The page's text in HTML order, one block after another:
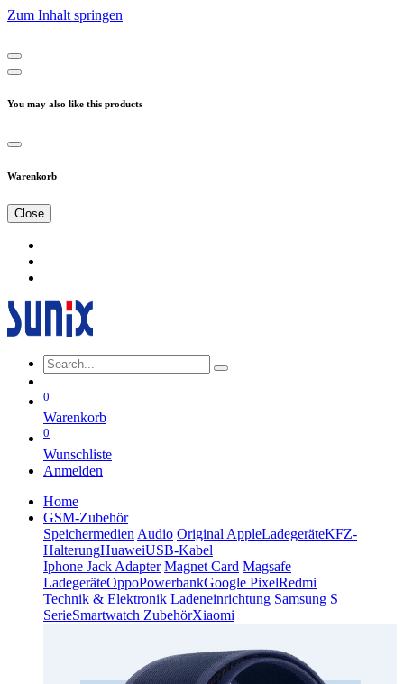
Zum Inhalt springen
You may also like this products
Warenkorb
Close
0
Warenkorb
0
Wunschliste
Anmelden
Home
GSM-Zubehör
Speichermedien Audio Original AppleLadegeräteKFZ-
HalterungHuaweiUSB-Kabel
Iphone Jack Adapter Magnet Card Magsafe
LadegeräteOppoPowerbankGoogle PixelRedmi
Technik & Elektronik Ladeneinrichtung Samsung S
SerieSmartwatch ZubehörXiaomi